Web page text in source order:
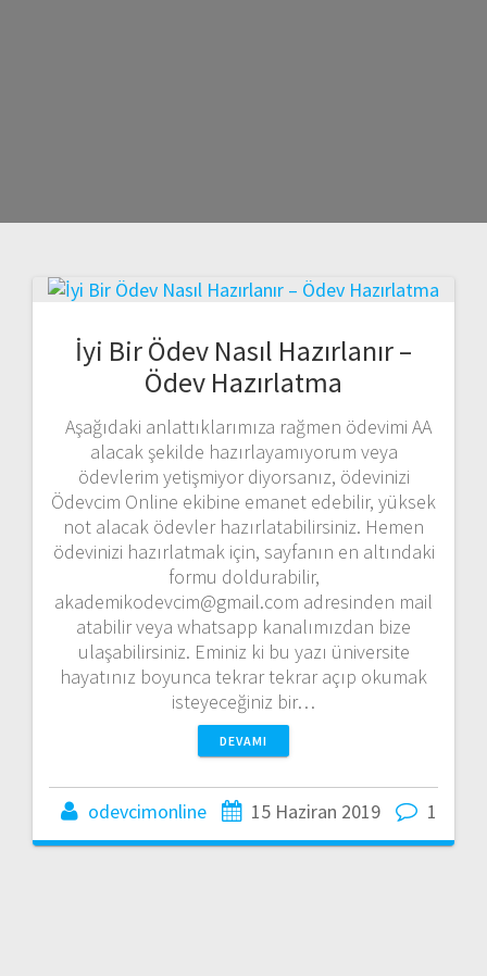
İyi Bir Ödev Nasıl Hazırlanır –
Ödev Hazırlatma
Aşağıdaki anlattıklarımıza rağmen ödevimi AA
alacak şekilde hazırlayamıyorum veya
ödevlerim yetişmiyor diyorsanız, ödevinizi
Ödevcim Online ekibine emanet edebilir, yüksek
not alacak ödevler hazırlatabilirsiniz. Hemen
ödevinizi hazırlatmak için, sayfanın en altındaki
formu doldurabilir,
akademikodevcim@gmail.com adresinden mail
atabilir veya whatsapp kanalımızdan bize
ulaşabilirsiniz. Eminiz ki bu yazı üniversite
hayatınız boyunca tekrar tekrar açıp okumak
isteyeceğiniz bir…
DEVAMI
odevcimonline 15 Haziran 2019 1